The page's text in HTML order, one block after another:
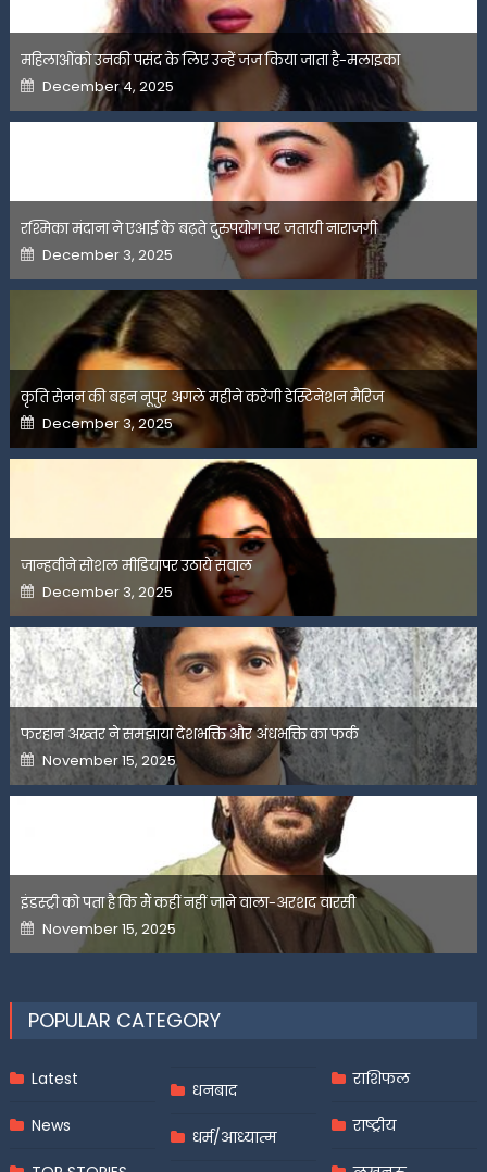
महिलाओंको उनकी पसंद के लिए उन्हें जज किया जाता है-मलाइका
Posted
on
December 4, 2025
रश्मिका मंदाना ने एआई के बढ़ते दुरुपयोग पर जतायी नाराजगी
Posted
on
December 3, 2025
कृति सेनन की बहन नूपुर अगले महीने करेंगी डेस्टिनेशन मैरिज
Posted
on
December 3, 2025
जान्हवीने सोशल मीडियापर उठाये सवाल
Posted
on
December 3, 2025
फरहान अख्तर ने समझाया देशभक्ति और अंधभक्ति का फर्क
Posted
on
November 15, 2025
इंडस्ट्री को पता है कि मैं कहीं नहीं जाने वाला-अरशद वारसी
Posted
on
November 15, 2025
POPULAR CATEGORY
Latest
News
धनबाद
धर्म/आध्यात्म
राशिफल
राष्ट्रीय